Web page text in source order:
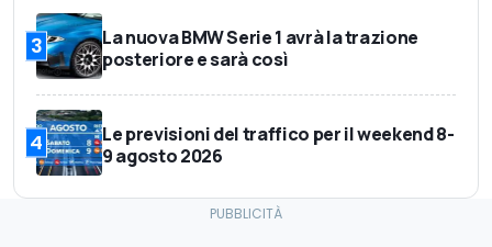
3
La nuova BMW Serie 1 avrà la trazione
posteriore e sarà così
4
Le previsioni del traffico per il weekend 8-
9 agosto 2026